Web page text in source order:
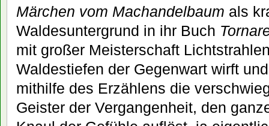
Märchen vom Machandelbaum als
Waldesuntergrund in ihr Buch
mit großer Meisterschaft
Waldestiefen der Gegenwart wirft
mithilfe des Erzählens die
Geister der Vergangenheit, den